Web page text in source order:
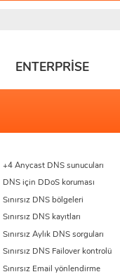
ENTERPRISE
+4 Anycast DNS sunucuları
DNS için DDoS koruması
Sınırsız DNS bölgeleri
Sınırsız DNS kayıtları
Sınırsız Aylık DNS sorguları
Sınırsız DNS Failover kontrolü
Sınırsız Email yönlendirme